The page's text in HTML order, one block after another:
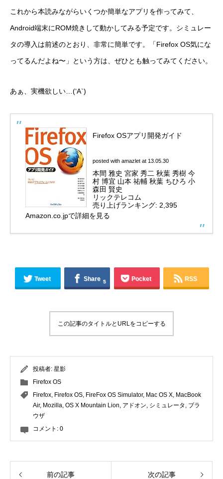
これから本読みながらいくつか簡単なアプリを作ってみて、
Android端末にROM焼きして動かしてみる予定です。シミュレー
タの導入は前述のとおり、非常に簡単です。「Firefox OS気にな
ってるんだよね〜」という方は、ぜひとも触ってみてください。
あぁ、実機欲しい…(‘A`)
Firefox OSアプリ開発ガイド
posted with amazlet at 13.05.30
本間 雅史 宮家 秀二 秋葉 秀樹 今
村 博宜 山本 祐輔 秋葉 ちひろ 小
森田 賢史
リックテレコム
売り上げランキング: 2,395
Amazon.co.jpで詳細を見る
Tweet Share 5 Pocket RSS
この記事のタイトルとURLをコピーする
投稿者: 星影
Firefox OS
Firefox Firefox OS FireFox OS Simulator, Mac OS X MacBook
Air, Mozilla OS X Mountain Lion アドオン シミュレータ
ブラ
ウザ
コメント: 0
前の記事 次の記事